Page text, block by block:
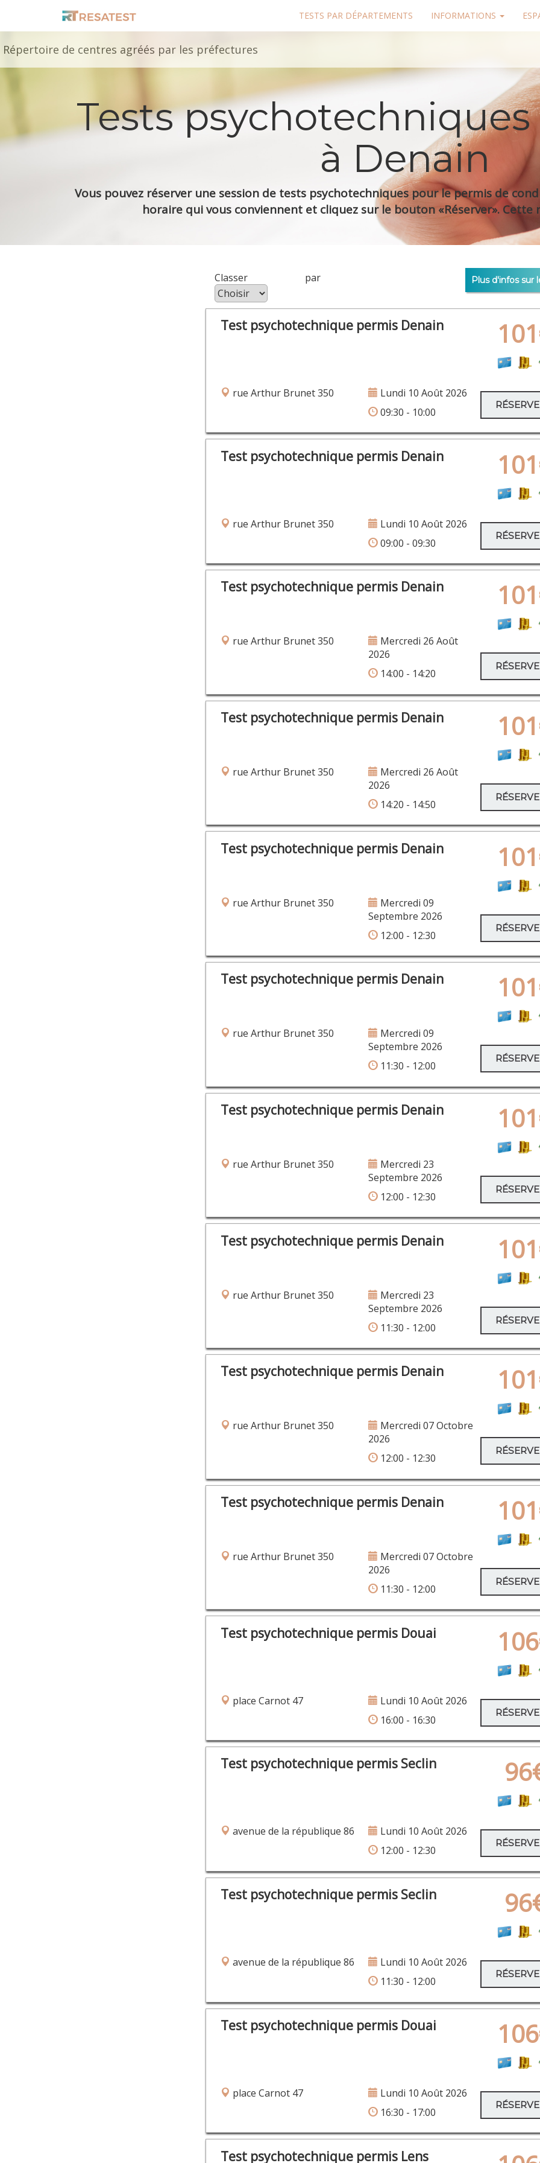
TESTS PAR DÉPARTEMENTS INFORMATIONS
Répertoire de centres agréés par les préfectures
Tests
à Denain
Vous pouvez réserver une session de tests psychotechniques pour le permis de
horaire qui vous conviennent et cliquez sur le bouton «Réserver».
Classer par Plus d'infos sur
Test psychotechnique permis Denain
rue Arthur Brunet 350
Lundi 10 Août 2026
09:30 - 10:00
Test psychotechnique permis Denain
rue Arthur Brunet 350
Lundi 10 Août 2026
09:00 - 09:30
Test psychotechnique permis Denain
rue Arthur Brunet 350
Mercredi 26 Août
2026
14:00 - 14:20
Test psychotechnique permis Denain
rue Arthur Brunet 350
Mercredi 26 Août
2026
14:20 - 14:50
Test psychotechnique permis Denain
rue Arthur Brunet 350
Mercredi 09
Septembre 2026
12:00 - 12:30
Test psychotechnique permis Denain
rue Arthur Brunet 350
Mercredi 09
Septembre 2026
11:30 - 12:00
Test psychotechnique permis Denain
rue Arthur Brunet 350
Mercredi 23
Septembre 2026
12:00 - 12:30
Test psychotechnique permis Denain
rue Arthur Brunet 350
Mercredi 23
Septembre 2026
11:30 - 12:00
Test psychotechnique permis Denain
rue Arthur Brunet 350
Mercredi 07 Octobre
2026
12:00 - 12:30
Test psychotechnique permis Denain
rue Arthur Brunet 350
Mercredi 07 Octobre
2026
11:30 - 12:00
Test psychotechnique permis Douai
place Carnot 47
Lundi 10 Août 2026
16:00 - 16:30
Test psychotechnique permis Seclin
avenue de la république 86
Lundi 10 Août 2026
12:00 - 12:30
Test psychotechnique permis Seclin
avenue de la république 86
Lundi 10 Août 2026
11:30 - 12:00
Test psychotechnique permis Douai
place Carnot 47
Lundi 10 Août 2026
16:30 - 17:00
Test psychotechnique permis Lens
Rue du